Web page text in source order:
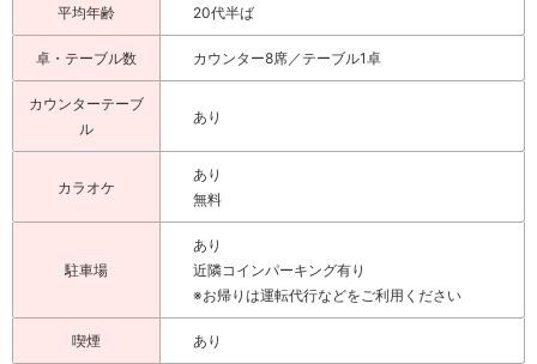
平均年齢 20代半ば
卓・テーブル数 カウンター8席／テーブル1卓
カウンターテーブ
ル
あり
カラオケ
あり
無料
駐車場
あり
近隣コインパーキング有り
※お帰りは運転代行などをご利用ください
喫煙 あり